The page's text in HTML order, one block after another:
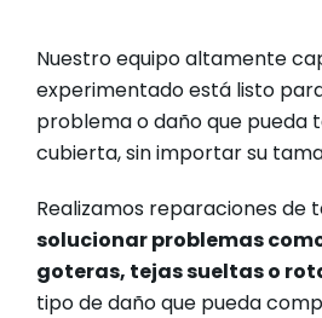
Nuestro equipo altamente
experimentado está listo
problema o daño que pueda
cubierta, sin importar su
Realizamos reparaciones de
solucionar problemas
goteras, tejas sueltas o
tipo de daño que pueda